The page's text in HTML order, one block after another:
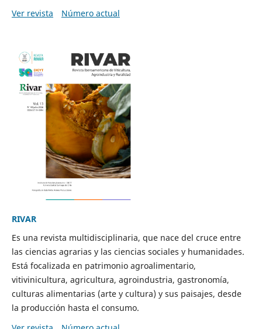
Ver revista
Número actual
RIVAR
Es una revista multidisciplinaria, que nace del cruce entre
las ciencias agrarias y las ciencias sociales y humanidades.
Está focalizada en patrimonio agroalimentario,
vitivinicultura, agricultura, agroindustria, gastronomía,
culturas alimentarias (arte y cultura) y sus paisajes, desde
la producción hasta el consumo.